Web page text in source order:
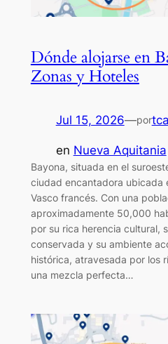
Dónde alojarse en
Zonas y Hoteles
Jul 15, 2026—por
en Nueva Aquitania
Bayona, situada en el
ciudad encantadora ubicada
Vasco francés. Con una
aproximadamente 50,000
por su rica herencia cultural,
conservada y su ambiente
histórica, atravesada por los
una mezcla perfecta…